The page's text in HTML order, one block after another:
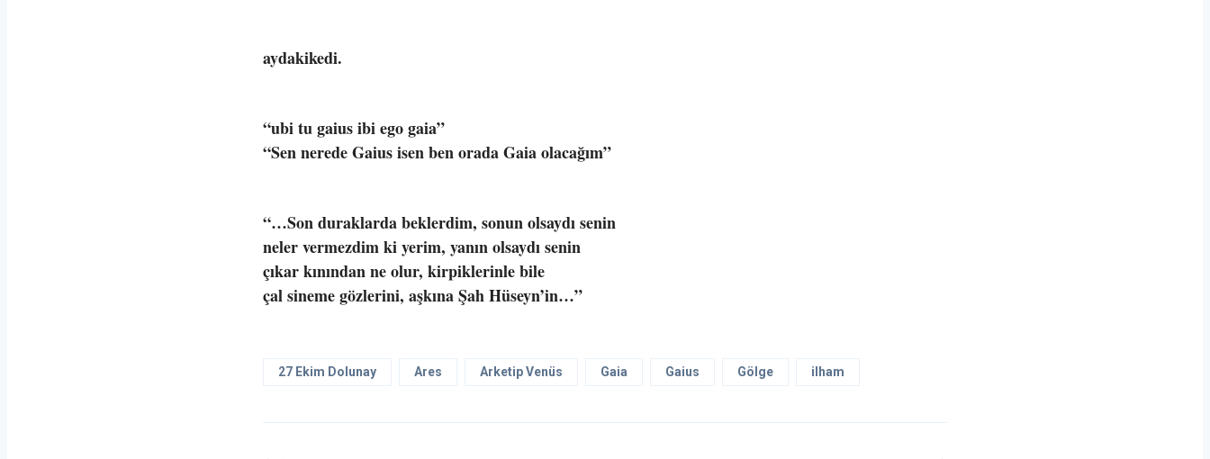
aydakikedi.
“ubi tu gaius ibi ego gaia”
“Sen nerede Gaius isen ben orada Gaia olacağım”
“…Son duraklarda beklerdim, sonun olsaydı senin
neler vermezdim ki yerim, yanın olsaydı senin
çıkar kınından ne olur, kirpiklerinle bile
çal sineme gözlerini, aşkına Şah Hüseyn’in…”
27 Ekim Dolunay Ares Arketip Venüs Gaia Gaius Gölge ilham